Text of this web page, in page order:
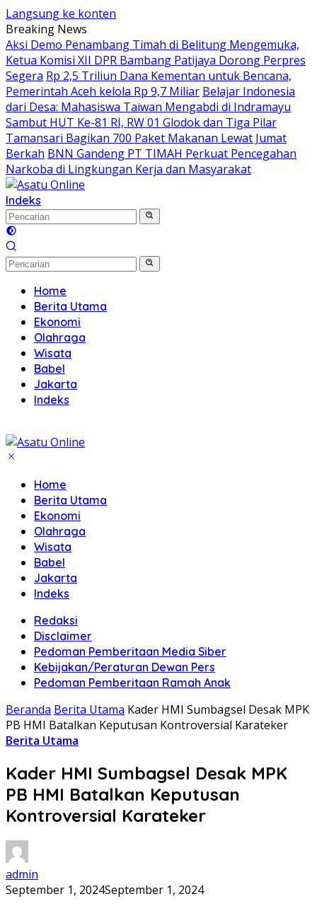
Langsung ke konten
Breaking News
Aksi Demo Penambang Timah di Belitung Mengemuka,
Ketua Komisi XII DPR Bambang Patijaya Dorong Perpres
Segera Rp 2,5 Triliun Dana Kementan untuk Bencana,
Pemerintah Aceh kelola Rp 9,7 Miliar Belajar Indonesia
dari Desa: Mahasiswa Taiwan Mengabdi di Indramayu
Sambut HUT Ke-81 RI, RW 01 Glodok dan Tiga Pilar
Tamansari Bagikan 700 Paket Makanan Lewat Jumat
Berkah BNN Gandeng PT TIMAH Perkuat Pencegahan
Narkoba di Lingkungan Kerja dan Masyarakat
Indeks
Home
Berita Utama
Ekonomi
Olahraga
Wisata
Babel
Jakarta
Indeks
Home
Berita Utama
Ekonomi
Olahraga
Wisata
Babel
Jakarta
Indeks
Redaksi
Disclaimer
Pedoman Pemberitaan Media Siber
Kebijakan/Peraturan Dewan Pers
Pedoman Pemberitaan Ramah Anak
Beranda Berita Utama Kader HMI Sumbagsel Desak MPK
PB HMI Batalkan Keputusan Kontroversial Karateker
Berita Utama
Kader HMI Sumbagsel Desak MPK
PB HMI Batalkan Keputusan
Kontroversial Karateker
admin
September 1, 2024September 1, 2024